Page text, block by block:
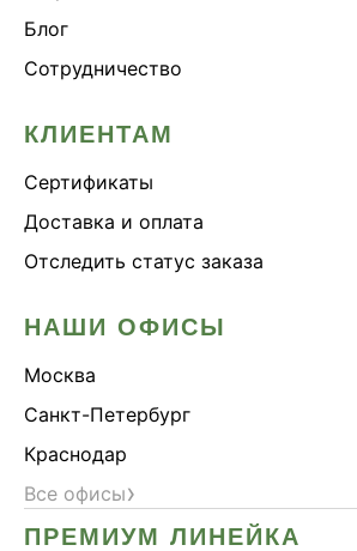
Блог
Сотрудничество
КЛИЕНТАМ
Сертификаты
Доставка и оплата
Отследить статус заказа
НАШИ ОФИСЫ
Москва
Санкт-Петербург
Краснодар
Все офисы›
ПРЕМИУМ ЛИНЕЙКА